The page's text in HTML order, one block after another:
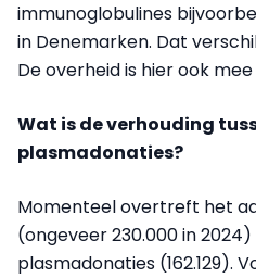
immunoglobulines
in Denemarken. Dat
De overheid is hier ook mee
Wat is de verhouding
plasmadonaties?
Momenteel overtreft het
(ongeveer 230.000 in
plasmadonaties (162.129).